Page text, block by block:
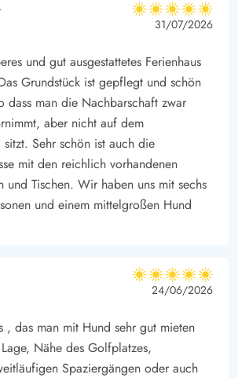
5 von 5
5 von 5
5 out of 5
31/07/2026
und gut ausgestattetes Ferienhaus
Grundstück ist gepflegt und schön
dass man die Nachbarschaft zwar
aber nicht auf dem
sitzt. Sehr schön ist auch die
mit den reichlich vorhandenen
und Tischen. Wir haben uns mit sechs
und einem mittelgroßen Hund
5 von 5
5 von 5
5 out of 5
24/06/2026
, das man mit Hund sehr gut mieten
Nähe des Golfplatzes,
Spaziergängen oder auch